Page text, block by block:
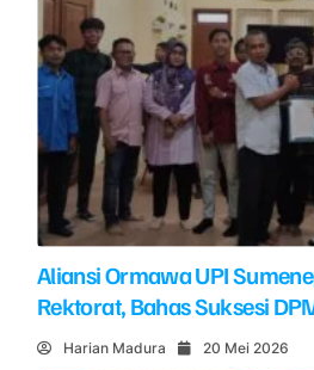
Aliansi Ormawa UPI
Rektorat, Bahas Suksesi
Harian Madura 20 Mei 2026